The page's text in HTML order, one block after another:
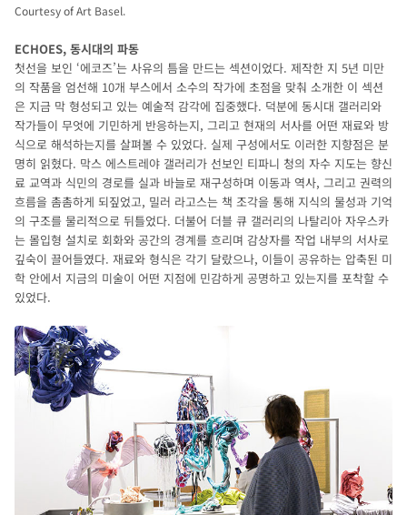
Courtesy of Art Basel.
ECHOES, 동시대의 파동
첫선을 보인 ‘에코즈’는 사유의 틈을 만드는 섹션이었다. 제작한 지 5년 미만
의 작품을 엄선해 10개 부스에서 소수의 작가에 초점을 맞춰 소개한 이 섹션
은 지금 막 형성되고 있는 예술적 감각에 집중했다. 덕분에 동시대 갤러리와
작가들이 무엇에 기민하게 반응하는지, 그리고 현재의 서사를 어떤 재료와 방
식으로 해석하는지를 살펴볼 수 있었다. 실제 구성에서도 이러한 지향점은 분
명히 읽혔다. 막스 에스트레야 갤러리가 선보인 티파니 청의 자수 지도는 향신
료 교역과 식민의 경로를 실과 바늘로 재구성하며 이동과 역사, 그리고 권력의
흐름을 촘촘하게 되짚었고, 밀러 라고스는 책 조각을 통해 지식의 물성과 기억
의 구조를 물리적으로 뒤틀었다. 더불어 더블 큐 갤러리의 나탈리아 자우스카
는 몰입형 설치로 회화와 공간의 경계를 흐리며 감상자를 작업 내부의 서사로
깊숙이 끌어들였다. 재료와 형식은 각기 달랐으나, 이들이 공유하는 압축된 미
학 안에서 지금의 미술이 어떤 지점에 민감하게 공명하고 있는지를 포착할 수
있었다.